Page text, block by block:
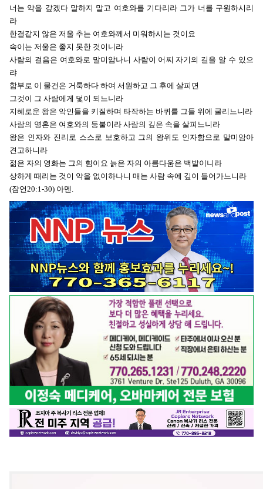
너는 악을 갚겠다 말하지 말고 여호와를 기다리라 그가 너를 구원하시리
라
한결같지 않은 저울 추는 여호와께서 미워하시는 것이요
속이는 저울은 좋지 못한 것이니라
사람의 걸음은 여호와로 말미암나니 사람이 어찌 자기의 길을 알 수 있으
랴
함부로 이 물건은 거룩하다 하여 서원하고 그 후에 살피면
그것이 그 사람에게 덫이 되느니라
지혜로운 왕은 악인들을 키질하며 타작하는 바퀴를 그들 위에 굴리느니라
사람의 영혼은 여호와의 등불이라 사람의 깊은 속을 살피느니라
왕은 인자와 진리로 스스로 보호하고 그의 왕위도 인자함으로 말미암아
견고하니라
젊은 자의 영화는 그의 힘이요 늙은 자의 아름다움은 백발이니라
상하게 때리는 것이 악을 없이하나니 매는 사람 속에 깊이 들어가느니라
(잠언20:1-30) 아멘.